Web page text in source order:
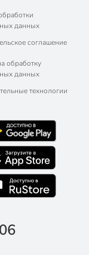
данных
соглашение
обработку
данных
технологии